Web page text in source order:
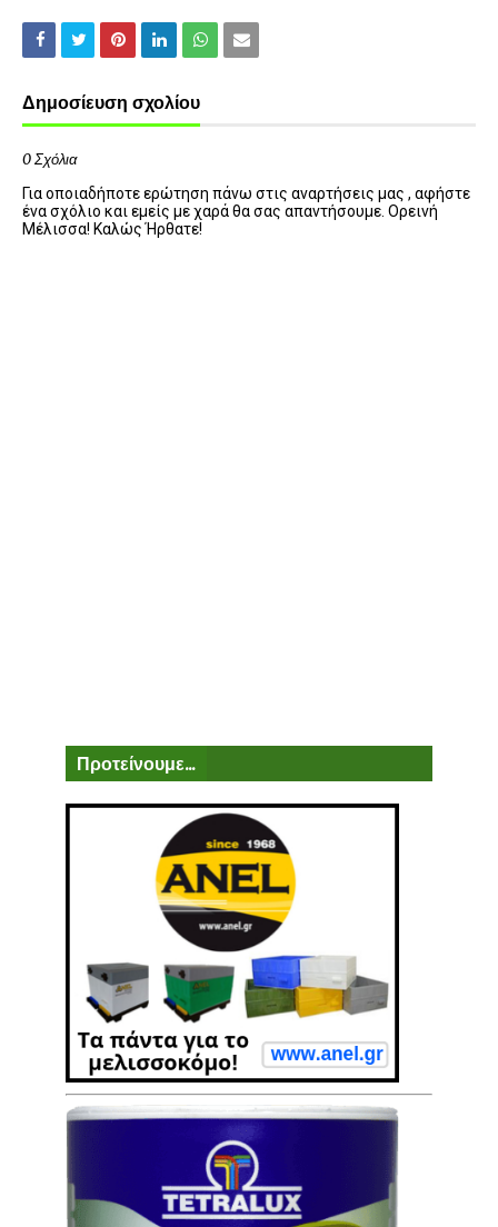
Δημοσίευση σχολίου
0 Σχόλια
Για οποιαδήποτε ερώτηση πάνω στις αναρτήσεις μας , αφήστε
ένα σχόλιο και εμείς με χαρά θα σας απαντήσουμε. Ορεινή
Μέλισσα! Καλώς Ήρθατε!
Προτείνουμε...